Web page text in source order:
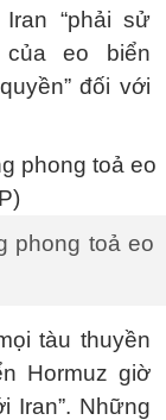
“phải sử
eo biển
đối với
phong toả eo
tàu thuyền
Hormuz giờ
Iran”. Những